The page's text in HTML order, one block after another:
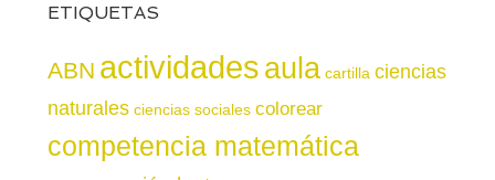
ETIQUETAS
ABN actividadesaula cartilla ciencias
naturales ciencias sociales colorear
competencia matemática